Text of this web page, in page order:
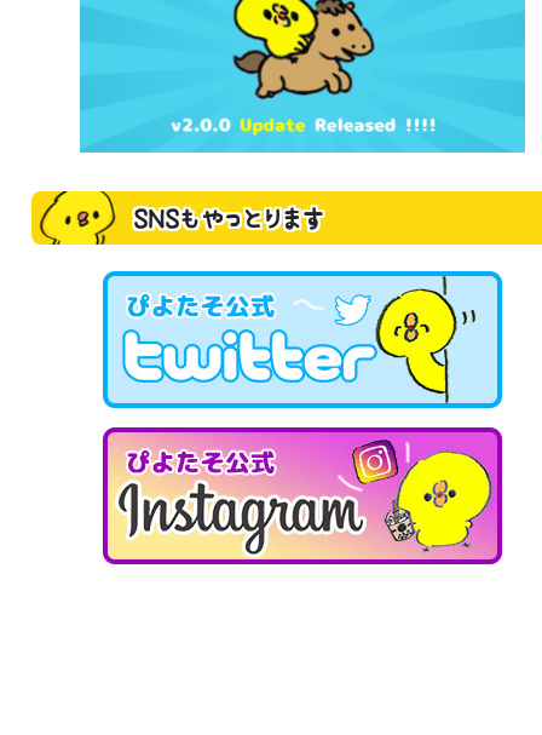
SNSもやっとります